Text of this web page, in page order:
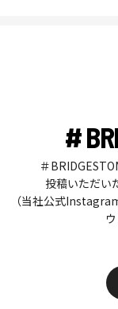
#
＃
投稿いただい
（当社公式